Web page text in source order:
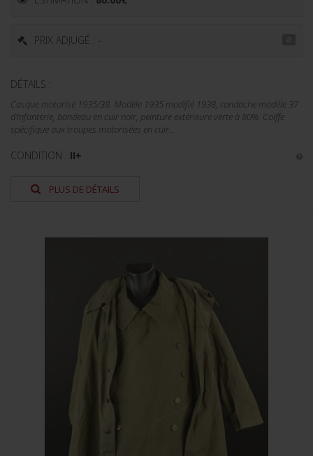
PRIX ADJUGÉ : -
DÉTAILS :
Casque motorisé 1935/38. Modèle 1935 modifié 1938, rondache modèle 37
d'infanterie, bandeau en cuir noir, peinture extérieure verte à 80%. Coiffe
spécifique aux troupes motorisées en cuir...
CONDITION : II+
PLUS DE DÉTAILS